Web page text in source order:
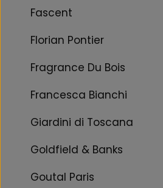
Fascent
Florian Pontier
Fragrance Du Bois
Francesca Bianchi
Giardini di Toscana
Goldfield & Banks
Goutal Paris